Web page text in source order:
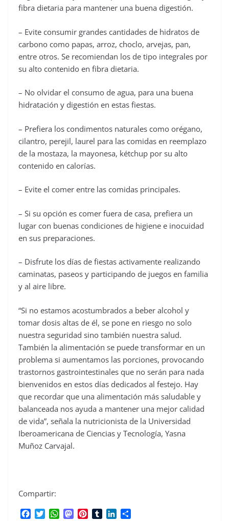
fibra dietaria para mantener una buena digestión.
– Evite consumir grandes cantidades de hidratos de
carbono como papas, arroz, choclo, arvejas, pan,
entre otros. Se recomiendan los de tipo integrales por
su alto contenido en fibra dietaria.
– No olvidar el consumo de agua, para una buena
hidratación y digestión en estas fiestas.
– Prefiera los condimentos naturales como orégano,
cilantro, perejil, laurel para las comidas en reemplazo
de la mostaza, la mayonesa, kétchup por su alto
contenido en calorías.
– Evite el comer entre las comidas principales.
– Si su opción es comer fuera de casa, prefiera un
lugar con buenas condiciones de higiene e inocuidad
en sus preparaciones.
– Disfrute los días de fiestas activamente realizando
caminatas, paseos y participando de juegos en familia
y al aire libre.
“Si no estamos acostumbrados a beber alcohol y
tomar dosis altas de él, se pone en riesgo no solo
nuestra seguridad sino también nuestra salud.
También la alimentación se puede transformar en un
problema si aumentamos las porciones, provocando
trastornos gastrointestinales que no serán para nada
bienvenidos en estos días dedicados al festejo. Hay
que recordar que una alimentación más saludable y
balanceada nos ayuda a mantener una mejor calidad
de vida”, señala la nutricionista de la Universidad
Iberoamericana de Ciencias y Tecnología, Yasna
Muñoz Carvajal.
Compartir:
W
M